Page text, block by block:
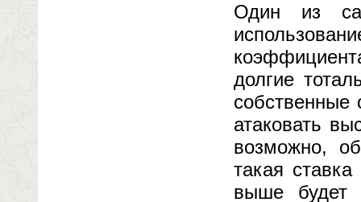
Один из
долгие
собственные
атаковать
возможно,
такая
выше будет